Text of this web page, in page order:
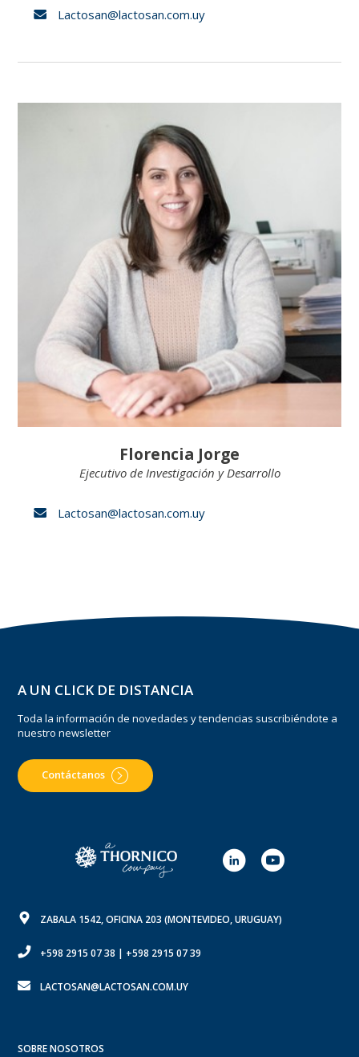
Lactosan@lactosan.com.uy
Florencia Jorge
Ejecutivo de Investigación y Desarrollo
Lactosan@lactosan.com.uy
A UN CLICK DE DISTANCIA
Toda la información de novedades y tendencias suscribiéndote a
nuestro newsletter
Contáctanos
ZABALA 1542, OFICINA 203 (MONTEVIDEO, URUGUAY)
+598 2915 07 38 | +598 2915 07 39
LACTOSAN@LACTOSAN.COM.UY
SOBRE NOSOTROS